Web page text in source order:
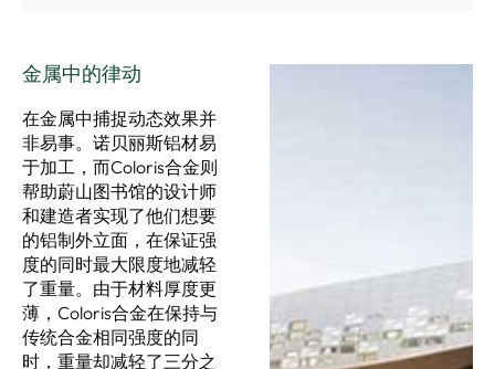
金属中的律动
在金属中捕捉动态效果并
非易事。诺贝丽斯铝材易
于加工，而Coloris合金则
帮助蔚山图书馆的设计师
和建造者实现了他们想要
的铝制外立面，在保证强
度的同时最大限度地减轻
了重量。由于材料厚度更
薄，Coloris合金在保持与
传统合金相同强度的同
时，重量却减轻了三分之